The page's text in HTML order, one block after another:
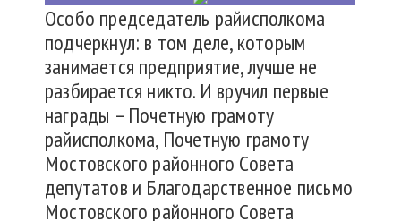
Особо председатель райисполкома
подчеркнул: в том деле, которым
занимается предприятие, лучше не
разбирается никто. И вручил первые
награды – Почетную грамоту
райисполкома, Почетную грамоту
Мостовского районного Совета
депутатов и Благодарственное письмо
Мостовского районного Совета